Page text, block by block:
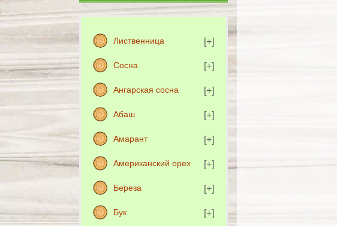
Лиственница
Сосна
Ангарская сосна
Абаш
Амарант
Американский орех
Береза
Бук